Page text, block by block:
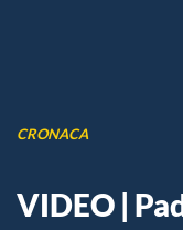
CRONACA
VIDEO |